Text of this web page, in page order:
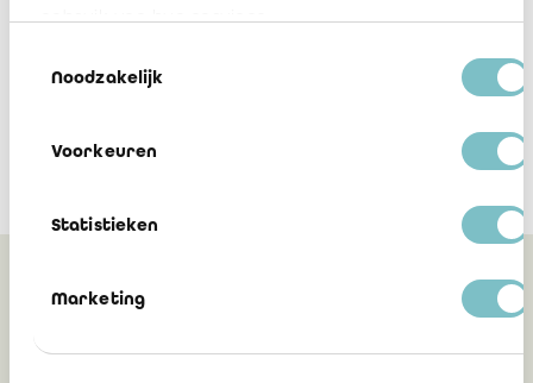
Noodzakelijk
Voorkeuren
Statistieken
Marketing
Gerelateerd